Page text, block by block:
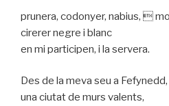
prunera, codonyer, nabius, 
cirerer negre i blanc
en mi participen, i la servera.
Des de la meva seu a Fefynedd,
una ciutat de murs valents,